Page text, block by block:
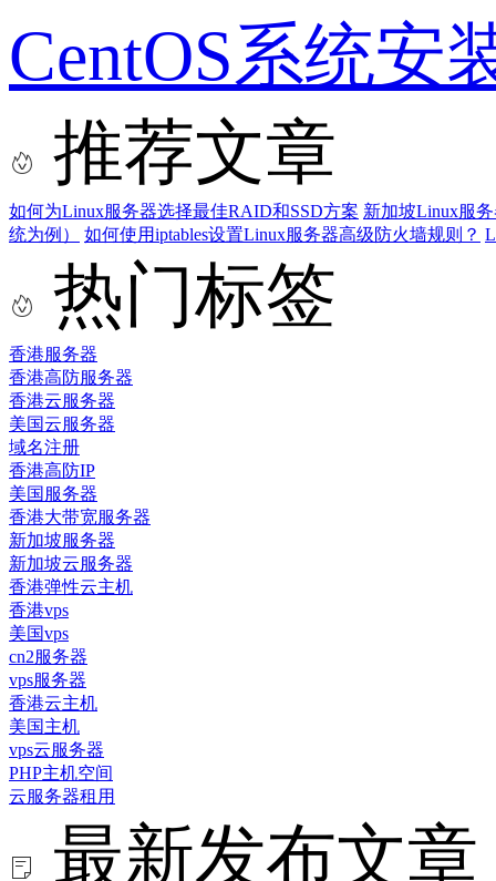
CentOS系统安
推荐文章
如何为Linux服务器选择最佳RAID和SSD方案 新加坡Linux服
统为例）
如何使用iptables设置Linux服务器高级防火墙规则？
热门标签
香港服务器
香港高防服务器
香港云服务器
美国云服务器
域名注册
香港高防IP
美国服务器
香港大带宽服务器
新加坡服务器
新加坡云服务器
香港弹性云主机
香港vps
美国vps
cn2服务器
vps服务器
香港云主机
美国主机
vps云服务器
PHP主机空间
云服务器租用
最新发布文章